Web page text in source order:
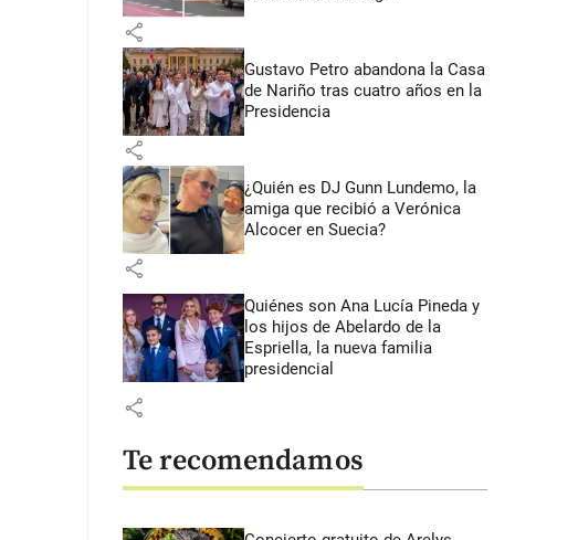
share
Gustavo Petro abandona la Casa
de Nariño tras cuatro años en la
Presidencia
share
¿Quién es DJ Gunn Lundemo, la
amiga que recibió a Verónica
Alcocer en Suecia?
share
Quiénes son Ana Lucía Pineda y
los hijos de Abelardo de la
Espriella, la nueva familia
presidencial
share
Te recomendamos